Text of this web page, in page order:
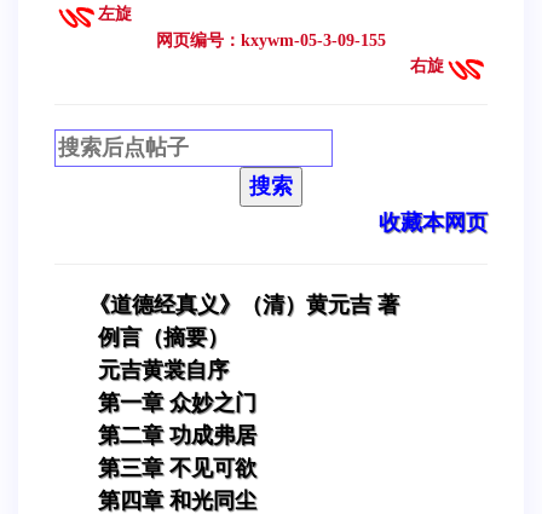
左旋
网页编号：kxywm-05-3-09-155
右旋
搜索
收藏本网页
《道德经真义》（清）黄元吉 著
例言（摘要）
元吉黄裳自序
第一章 众妙之门
第二章 功成弗居
第三章 不见可欲
第四章 和光同尘